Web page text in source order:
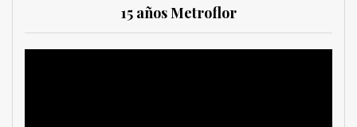
15 años Metroflor